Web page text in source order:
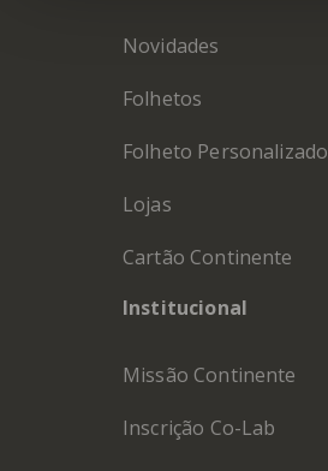
Novidades
Folhetos
Folheto Personalizado
Lojas
Cartão Continente
Institucional
Missão Continente
Inscrição Co-Lab